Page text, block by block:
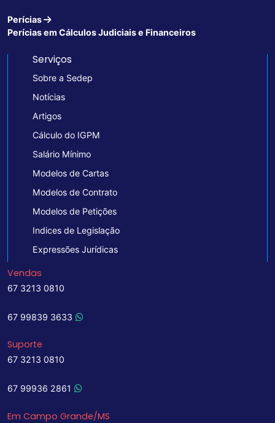
Perícias
Perícias em Cálculos Judiciais e Financeiros
Serviços
Sobre a Sedep
Notícias
Artigos
Cálculo do IGPM
Salário Mínimo
Modelos de Cartas
Modelos de Contrato
Modelos de Petições
Indices de Legislação
Expressões Jurídicas
Vendas
67 3213 0810
67 99839 3633
Suporte
67 3213 0810
67 99936 2861
Em Campo Grande/MS